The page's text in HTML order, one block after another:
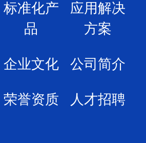
标准化产
品
应用解决
方案
企业文化 公司简介
荣誉资质 人才招聘